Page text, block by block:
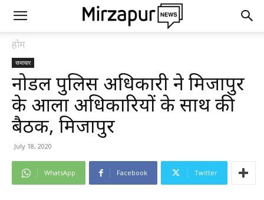
होम
समाचार
नोडल पुलिस अधिकारी ने मिर्जापुर
के आला अधिकारियों के साथ की
बैठक, मिर्जापुर
July 18, 2020
WhatsApp Facebook Twitter